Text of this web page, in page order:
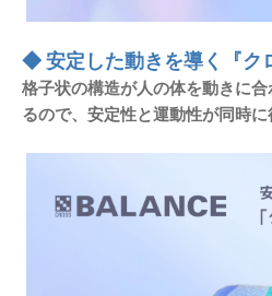
◆ 安定した動きを導く『ク
格子状の構造が人の体を動きに
るので、安定性と運動性が同時に